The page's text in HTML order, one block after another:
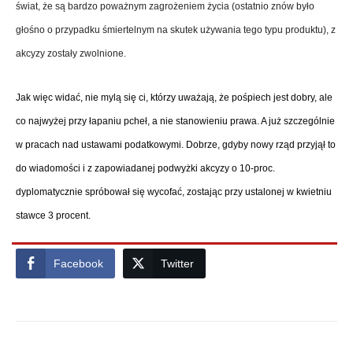
świat, że są bardzo poważnym zagrożeniem życia (ostatnio znów było
głośno o przypadku śmiertelnym na skutek używania tego typu produktu), z
akcyzy zostały zwolnione.
Jak więc widać, nie mylą się ci, którzy uważają, że pośpiech jest dobry, ale
co najwyżej przy łapaniu pcheł, a nie stanowieniu prawa. A już szczególnie
w pracach nad ustawami podatkowymi. Dobrze, gdyby nowy rząd przyjął to
do wiadomości i z zapowiadanej podwyżki akcyzy o 10-proc.
dyplomatycznie spróbował się wycofać, zostając przy ustalonej w kwietniu
stawce 3 procent.
Facebook Twitter